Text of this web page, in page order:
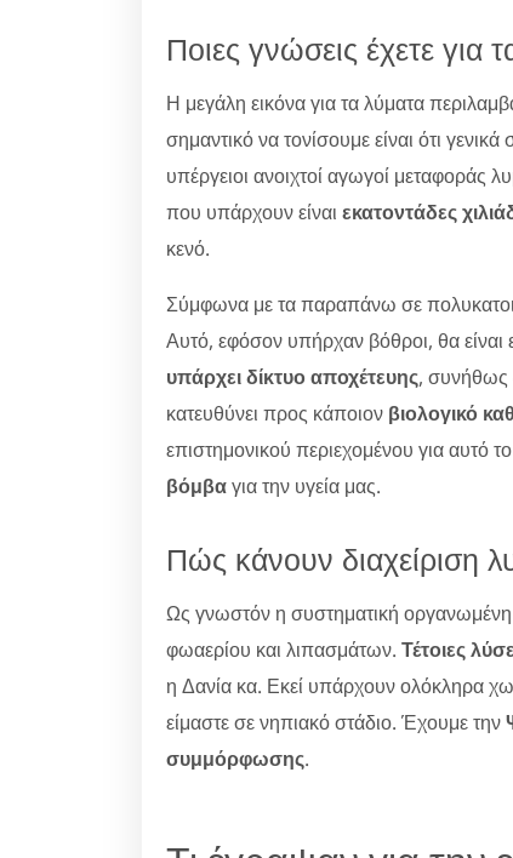
Ποιες γνώσεις έχετε για
Η μεγάλη εικόνα για τα λύματα
σημαντικό να τονίσουμε είναι ότι
υπέργειοι ανοιχτοί αγωγοί μεταφοράς
που υπάρχουν είναι εκατοντάδες
κενό.
Σύμφωνα με τα παραπάνω σε
Αυτό, εφόσον υπήρχαν βόθροι, θα είναι
υπάρχει δίκτυο αποχέτευης, συνήθως
κατευθύνει προς κάποιον βιολογικό
επιστημονικού περιεχομένου για αυτό
βόμβαγια την υγεία μας.
Πώς κάνουν διαχείριση
Ως γνωστόν η συστηματική
φωαερίου και λιπασμάτων. Τέτοιες
η Δανία κα. Εκεί υπάρχουν ολόκληρα
είμαστε σε νηπιακό στάδιο. Έχουμε την
συμμόρφωσης.